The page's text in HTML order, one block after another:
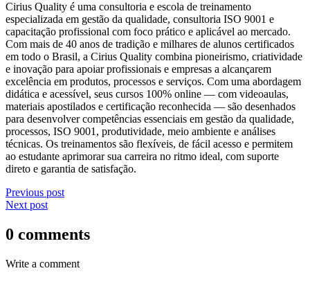
Cirius Quality é uma consultoria e escola de treinamento
especializada em gestão da qualidade, consultoria ISO 9001 e
capacitação profissional com foco prático e aplicável ao mercado.
Com mais de 40 anos de tradição e milhares de alunos certificados
em todo o Brasil, a Cirius Quality combina pioneirismo, criatividade
e inovação para apoiar profissionais e empresas a alcançarem
excelência em produtos, processos e serviços. Com uma abordagem
didática e acessível, seus cursos 100% online — com videoaulas,
materiais apostilados e certificação reconhecida — são desenhados
para desenvolver competências essenciais em gestão da qualidade,
processos, ISO 9001, produtividade, meio ambiente e análises
técnicas. Os treinamentos são flexíveis, de fácil acesso e permitem
ao estudante aprimorar sua carreira no ritmo ideal, com suporte
direto e garantia de satisfação.
Previous post
Next post
0 comments
Write a comment